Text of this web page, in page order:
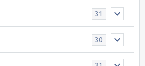
31
30